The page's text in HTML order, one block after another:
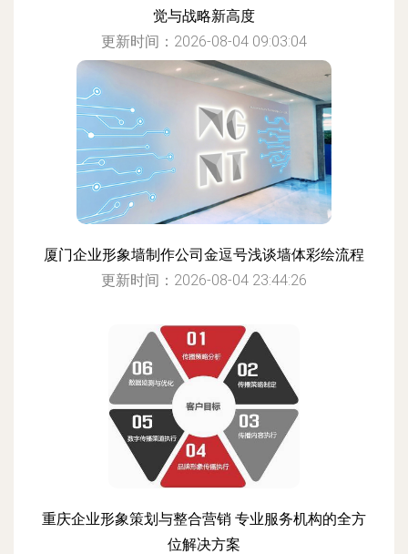
觉与战略新高度
更新时间：2026-08-04 09:03:04
厦门企业形象墙制作公司金逗号浅谈墙体彩绘流程
更新时间：2026-08-04 23:44:26
重庆企业形象策划与整合营销 专业服务机构的全方
位解决方案